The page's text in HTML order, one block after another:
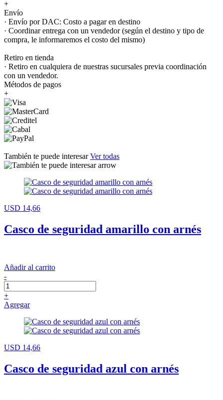
+
Envío
· Envío por DAC: Costo a pagar en destino
· Coordinar entrega con un vendedor (según el destino y tipo de
compra, le informaremos el costo del mismo)
Retiro en tienda
· Retiro en cualquiera de nuestras sucursales previa coordinación
con un vendedor.
Métodos de pagos
+
También te puede interesarVer todas
USD 14,66
Casco de seguridad amarillo con arnés
Añadir al carrito
-
+
Agregar
USD 14,66
Casco de seguridad azul con arnés